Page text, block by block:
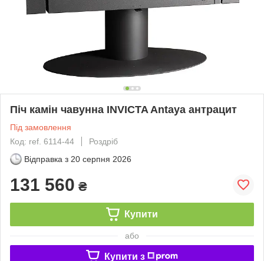
Піч камін чавунна INVICTA Antaya антрацит
Під замовлення
Код: ref. 6114-44
Роздріб
Відправка з 20 серпня 2026
131 560 ₴
Купити
або
Купити з